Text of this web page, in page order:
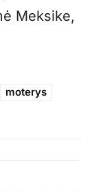
Meksike,
moterys